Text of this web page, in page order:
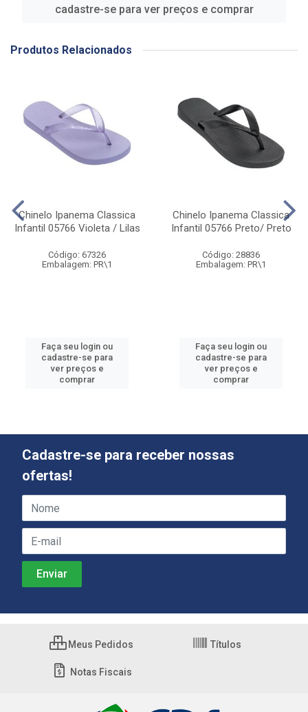
cadastre-se para ver preços e comprar
Produtos Relacionados
Chinelo Ipanema Classica
Infantil 05766 Violeta / Lilas
Código: 67326
Embalagem: PR\1
Faça seu login ou
cadastre-se para
ver preços e
comprar
Chinelo Ipanema Classica
Infantil 05766 Preto/ Preto
Código: 28836
Embalagem: PR\1
Faça seu login ou
cadastre-se para
ver preços e
comprar
Cadastre-se para receber nossas
ofertas!
Meus Pedidos Títulos
Notas Fiscais